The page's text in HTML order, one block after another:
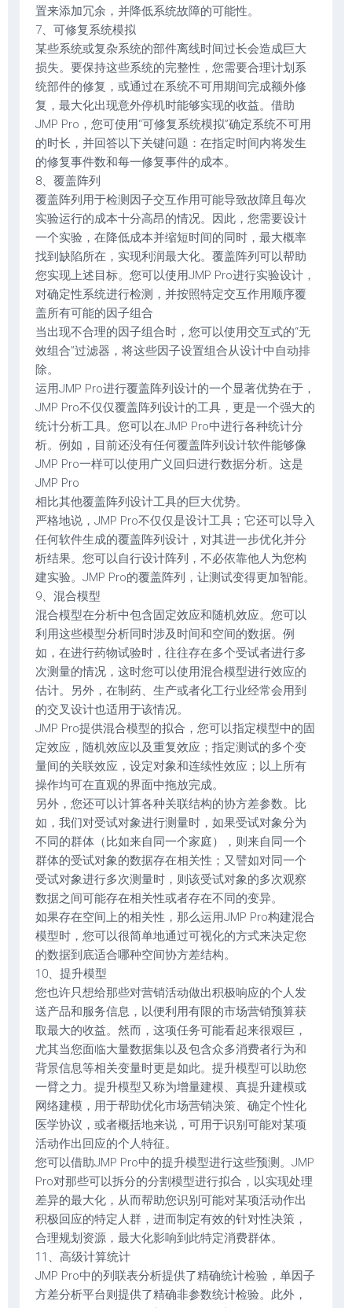
置来添加冗余，并降低系统故障的可能性。
7、可修复系统模拟
某些系统或复杂系统的部件离线时间过长会造成巨大
损失。要保持这些系统的完整性，您需要合理计划系
统部件的修复，或通过在系统不可用期间完成额外修
复，最大化出现意外停机时能够实现的收益。借助
JMP Pro，您可使用“可修复系统模拟”确定系统不可用
的时长，并回答以下关键问题：在指定时间内将发生
的修复事件数和每一修复事件的成本。
8、覆盖阵列
覆盖阵列用于检测因子交互作用可能导致故障且每次
实验运行的成本十分高昂的情况。因此，您需要设计
一个实验，在降低成本并缩短时间的同时，最大概率
找到缺陷所在，实现利润最大化。覆盖阵列可以帮助
您实现上述目标。您可以使用JMP Pro进行实验设计，
对确定性系统进行检测，并按照特定交互作用顺序覆
盖所有可能的因子组合
当出现不合理的因子组合时，您可以使用交互式的“无
效组合”过滤器，将这些因子设置组合从设计中自动排
除。
运用JMP Pro进行覆盖阵列设计的一个显著优势在于，
JMP Pro不仅仅覆盖阵列设计的工具，更是一个强大的
统计分析工具。您可以在JMP Pro中进行各种统计分
析。例如，目前还没有任何覆盖阵列设计软件能够像
JMP Pro一样可以使用广义回归进行数据分析。这是
JMP Pro
相比其他覆盖阵列设计工具的巨大优势。
严格地说，JMP Pro不仅仅是设计工具；它还可以导入
任何软件生成的覆盖阵列设计，对其进一步优化并分
析结果。您可以自行设计阵列，不必依靠他人为您构
建实验。JMP Pro的覆盖阵列，让测试变得更加智能。
9、混合模型
混合模型在分析中包含固定效应和随机效应。您可以
利用这些模型分析同时涉及时间和空间的数据。例
如，在进行药物试验时，往往存在多个受试者进行多
次测量的情况，这时您可以使用混合模型进行效应的
估计。另外，在制药、生产或者化工行业经常会用到
的交叉设计也适用于该情况。
JMP Pro提供混合模型的拟合，您可以指定模型中的固
定效应，随机效应以及重复效应；指定测试的多个变
量间的关联效应，设定对象和连续性效应；以上所有
操作均可在直观的界面中拖放完成。
另外，您还可以计算各种关联结构的协方差参数。比
如，我们对受试对象进行测量时，如果受试对象分为
不同的群体（比如来自同一个家庭），则来自同一个
群体的受试对象的数据存在相关性；又譬如对同一个
受试对象进行多次测量时，则该受试对象的多次观察
数据之间可能存在相关性或者存在不同的变异。
如果存在空间上的相关性，那么运用JMP Pro构建混合
模型时，您可以很简单地通过可视化的方式来决定您
的数据到底适合哪种空间协方差结构。
10、提升模型
您也许只想给那些对营销活动做出积极响应的个人发
送产品和服务信息，以便利用有限的市场营销预算获
取最大的收益。然而，这项任务可能看起来很艰巨，
尤其当您面临大量数据集以及包含众多消费者行为和
背景信息等相关变量时更是如此。提升模型可以助您
一臂之力。提升模型又称为增量建模、真提升建模或
网络建模，用于帮助优化市场营销决策、确定个性化
医学协议，或者概括地来说，可用于识别可能对某项
活动作出回应的个人特征。
您可以借助JMP Pro中的提升模型进行这些预测。JMP
Pro对那些可以拆分的分割模型进行拟合，以实现处理
差异的最大化，从而帮助您识别可能对某项活动作出
积极回应的特定人群，进而制定有效的针对性决策，
合理规划资源，最大化影响到此特定消费群体。
11、高级计算统计
JMP Pro中的列联表分析提供了精确统计检验，单因子
方差分析平台则提供了精确非参数统计检验。此外，